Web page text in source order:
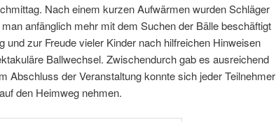
Nach einem kurzen Aufwärmen wurden Schläger
anfänglich mehr mit dem Suchen der Bälle beschäftigt
und zur Freude vieler Kinder nach hilfreichen Hinweisen
Ballwechsel. Zwischendurch gab es ausreichend
Abschluss der Veranstaltung konnte sich jeder Teilnehmer
den Heimweg nehmen.